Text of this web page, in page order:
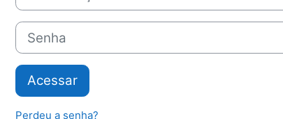
Senha
Acessar
Perdeu a senha?